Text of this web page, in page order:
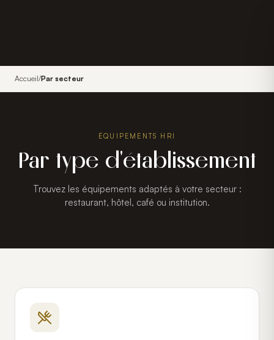
Accueil/Par secteur
ÉQUIPEMENTS HRI
Par type d'établissement
Trouvez les équipements adaptés à votre secteur :
restaurant, hôtel, café ou institution.